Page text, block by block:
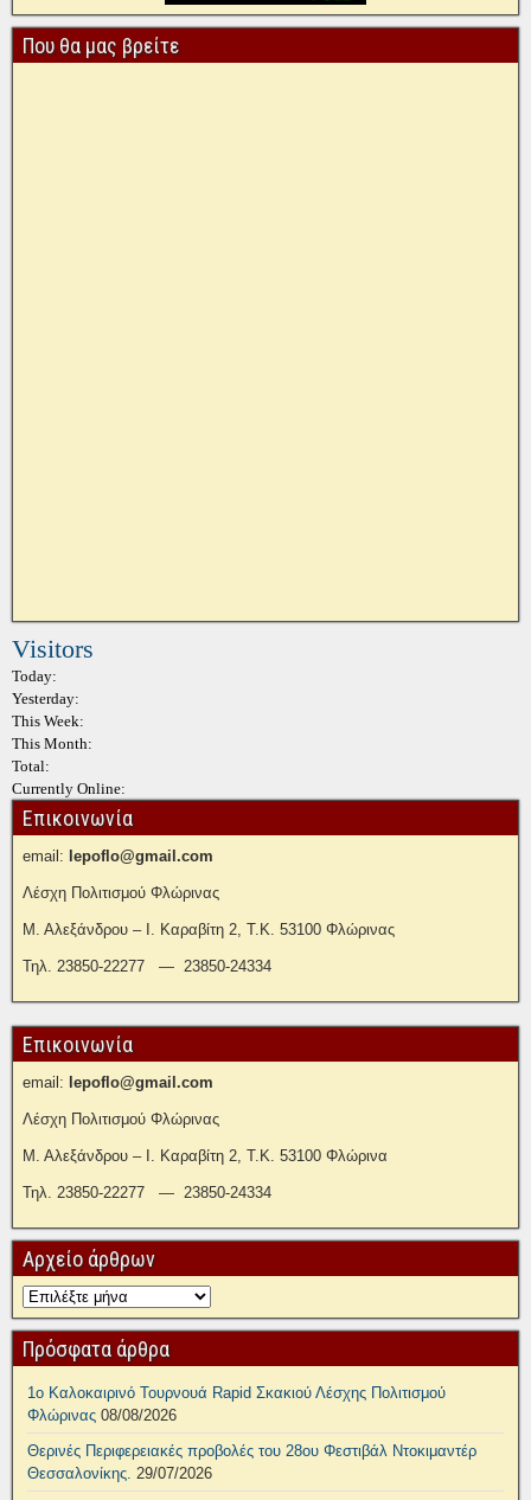
Που θα μας βρείτε
Visitors
Today:
Yesterday:
This Week:
This Month:
Total:
Currently Online:
Επικοινωνία
email: lepoflo@gmail.com
Λέσχη Πολιτισμού Φλώρινας
Μ. Αλεξάνδρου – Ι. Καραβίτη 2, Τ.Κ. 53100 Φλώρινας
Τηλ. 23850-22277 — 23850-24334
Επικοινωνία
email: lepoflo@gmail.com
Λέσχη Πολιτισμού Φλώρινας
Μ. Αλεξάνδρου – Ι. Καραβίτη 2, Τ.Κ. 53100 Φλώρινα
Τηλ. 23850-22277 — 23850-24334
Αρχείο άρθρων
Πρόσφατα άρθρα
1ο Καλοκαιρινό Τουρνουά Rapid Σκακιού Λέσχης Πολιτισμού
Φλώρινας 08/08/2026
Θερινές Περιφερειακές προβολές του 28ου Φεστιβάλ Ντοκιμαντέρ
Θεσσαλονίκης. 29/07/2026